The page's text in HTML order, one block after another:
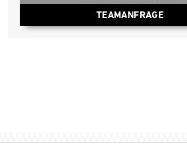
TEAMANFRAGE